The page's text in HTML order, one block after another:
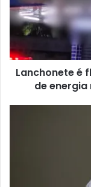
Lanchonete é
de energia